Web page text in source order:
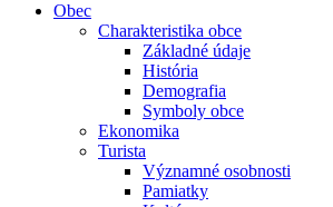
Obec
Charakteristika obce
Základné údaje
História
Demografia
Symboly obce
Ekonomika
Turista
Významné osobnosti
Pamiatky